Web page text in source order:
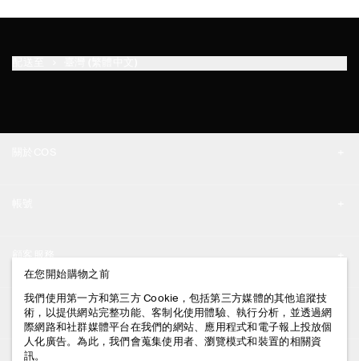
門市資訊
登入 / 註冊
聯絡我們
配送說明
付款說明
法律資訊
隱私權政策
追蹤COS
在您開始購物之前
我們使用第一方和第三方 Cookie，包括第三方媒體的其他追蹤技
術，以提供網站完整功能、客制化使用體驗、執行分析，並透過網
際網路和社群媒體平台在我們的網站、應用程式和電子報上投放個
人化廣告。為此，我們會蒐集使用者、瀏覽模式和裝置的相關資
訊。